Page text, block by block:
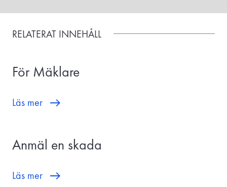
RELATERAT INNEHÅLL
För Mäklare
Läs mer
Anmäl en skada
Läs mer